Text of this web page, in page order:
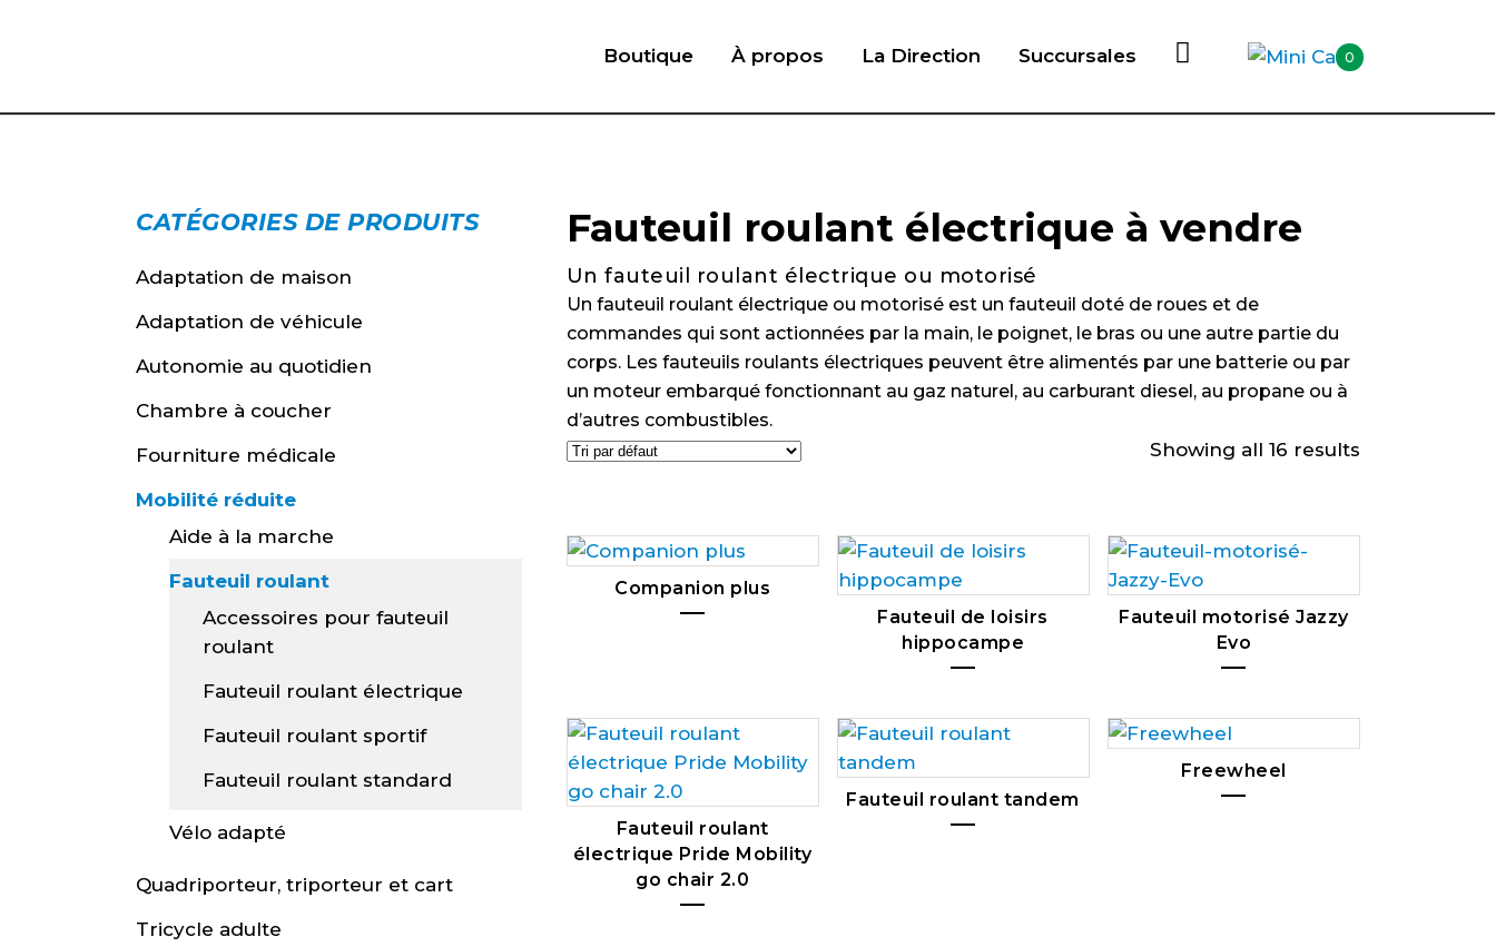
0
Boutique À propos La Direction Succursales
CATÉGORIES DE PRODUITS
Adaptation de maison
Adaptation de véhicule
Autonomie au quotidien
Chambre à coucher
Fourniture médicale
Mobilité réduite
Aide à la marche
Fauteuil roulant
Accessoires pour fauteuil
roulant
Fauteuil roulant électrique
Fauteuil roulant sportif
Fauteuil roulant standard
Vélo adapté
Quadriporteur, triporteur et cart
Tricycle adulte
Fauteuil roulant électrique à vendre
Un fauteuil roulant électrique ou motorisé
Un fauteuil roulant électrique ou motorisé est un fauteuil doté de roues et de
commandes qui sont actionnées par la main, le poignet, le bras ou une autre partie du
corps. Les fauteuils roulants électriques peuvent être alimentés par une batterie ou par
un moteur embarqué fonctionnant au gaz naturel, au carburant diesel, au propane ou à
d’autres combustibles.
Showing all 16 results
Companion plus
Fauteuil de loisirs
hippocampe
Fauteuil motorisé Jazzy
Evo
Fauteuil roulant
électrique Pride Mobility
go chair 2.0
Fauteuil roulant tandem
Freewheel